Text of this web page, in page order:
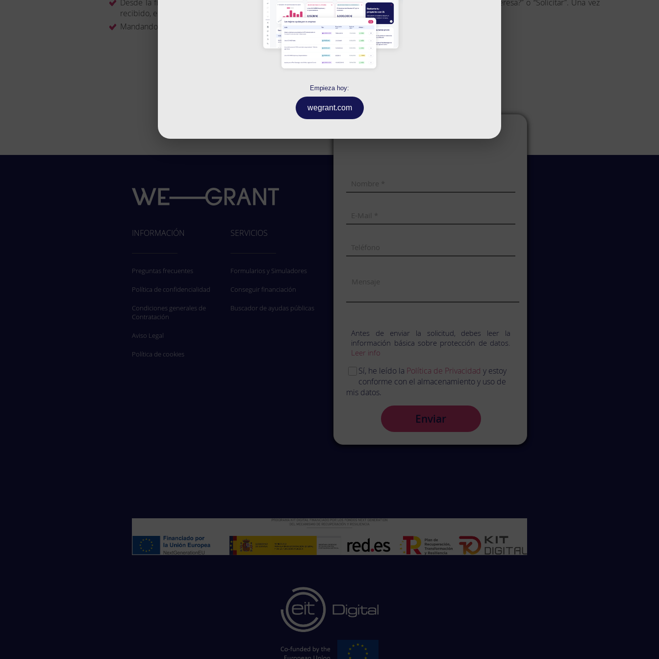
Empieza hoy:
wegrant.com
Desde la ficha de una ayuda, financiación privada, fintech o no bancaria tradicional, en el apartado “¿Te interesa?” o “Solicitar”. Una vez
recibido, el equipo de consultores se podrá en contacto con el usuario para iniciar la tramitación.
Mandando un correo electrónico a la direccióninfo@wegrant.com
Antes de enviar la solicitud, debes leer la
información básica sobre protección de datos.
Leer info
Sí, he leído la Política de Privacidad y estoy
conforme con el almacenamiento y uso de
mis datos.
Enviar
INFORMACIÓN
Preguntas frecuentes
Política de confidencialidad
Condiciones generales de
Contratación
Aviso Legal
Política de cookies
SERVICIOS
Formularios y Simuladores
Conseguir financiación
Buscador de ayudas públicas